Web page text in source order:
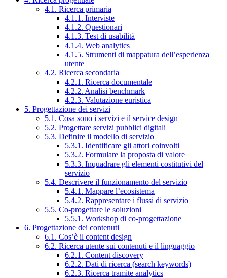
4.1. Ricerca primaria
4.1.1. Interviste
4.1.2. Questionari
4.1.3. Test di usabilità
4.1.4. Web analytics
4.1.5. Strumenti di mappatura dell’esperienza
utente
4.2. Ricerca secondaria
4.2.1. Ricerca documentale
4.2.2. Analisi benchmark
4.2.3. Valutazione euristica
5. Progettazione dei servizi
5.1. Cosa sono i servizi e il service design
5.2. Progettare servizi pubblici digitali
5.3. Definire il modello di servizio
5.3.1. Identificare gli attori coinvolti
5.3.2. Formulare la proposta di valore
5.3.3. Inquadrare gli elementi costitutivi del
servizio
5.4. Descrivere il funzionamento del servizio
5.4.1. Mappare l’ecosistema
5.4.2. Rappresentare i flussi di servizio
5.5. Co-progettare le soluzioni
5.5.1. Workshop di co-progettazione
6. Progettazione dei contenuti
6.1. Cos’è il content design
6.2. Ricerca utente sui contenuti e il linguaggio
6.2.1. Content discovery
6.2.2. Dati di ricerca (search keywords)
6.2.3. Ricerca tramite analytics